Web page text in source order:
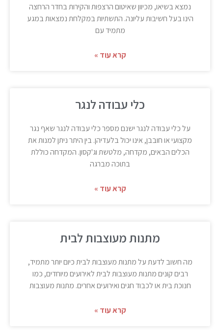
נמצא בשיאו, מכיוון שאיטום הרצפות והקירות בחדר הרחצה
הינו בעל חשיבות עליונה. התשתיות במקלחת נמצאות במגע
מתמיד עם
קרא עוד »
כלי עבודה לנגר
על כלי עבודה לנגר ישנם מספר כלי עבודה לנגר שאף נגר
מקצועי או חובבן, אינו יכול בלעדיהן. בין היתר ניתן למנות את
הכלים הבאים, מקדחה, מלטשת וג'קסון. המקדחה כוללת
בתוכה מברגה
קרא עוד »
מתנות מעוצבות לבית
מה חשוב לדעת על מתנות מעוצבות לבית כיום יותר מתמיד,
רבים קונים מתנות מעוצבות לבית לאירועים מיוחדים, כמו
חנוכת בית או לכבוד חגים ואירועים אחרים. מתנות מעוצבות
קרא עוד »